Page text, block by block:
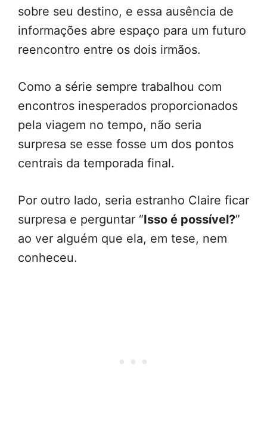
sobre seu destino, e essa ausência de
informações abre espaço para um futuro
reencontro entre os dois irmãos.
Como a série sempre trabalhou com
encontros inesperados proporcionados
pela viagem no tempo, não seria
surpresa se esse fosse um dos pontos
centrais da temporada final.
Por outro lado, seria estranho Claire ficar
surpresa e perguntar “Isso é possível?”
ao ver alguém que ela, em tese, nem
conheceu.